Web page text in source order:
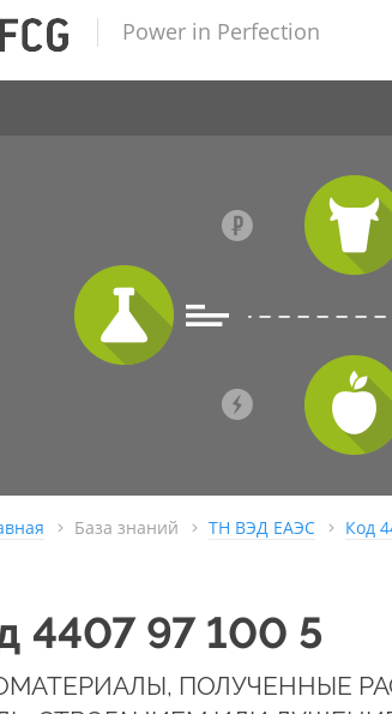
Power in Perfection
База знаний ТН ВЭД ЕАЭС Код
4407 97 100 5
ПОЛУЧЕННЫЕ